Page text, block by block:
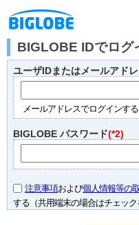
BIGLOBE IDでログ
ユーザIDまたはメールアド
メールアドレスでログインす
BIGLOBE パスワード(*2)
注意事項および個人情報等の
する（共用端末の場合はチェック